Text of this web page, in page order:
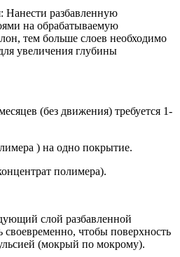
Нанести разбавленную
на обрабатываемую
тем больше слоев необходимо
увеличения глубины
(без движения) требуется 1-
) на одно покрытие.
полимера).
слой разбавленной
своевременно, чтобы поверхность
(мокрый по мокрому).